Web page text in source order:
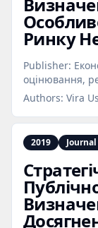
Ринку
Publisher:
оцінювання,
Authors: Vira
2019